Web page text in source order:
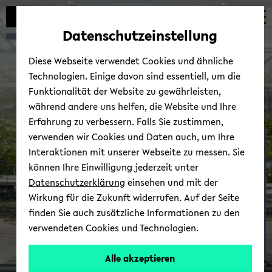
Automatische
vermeiden
zum
wechseln
zum
wechseln
zum
wechseln
Mar­ke­ting
Prof.
© Uni­ver­si­tät Bie­le­feld
Datenschutzeinstellung
Diese Webseite verwendet Cookies und ähnliche
Technologien. Einige davon sind essentiell, um die
Funktionalität der Website zu gewährleisten,
während andere uns helfen, die Website und Ihre
Erfahrung zu verbessern. Falls Sie zustimmen,
verwenden wir Cookies und Daten auch, um Ihre
Interaktionen mit unserer Webseite zu messen. Sie
können Ihre Einwilligung jederzeit unter
Datenschutzerklärung einsehen und mit der
Wirkung für die Zukunft widerrufen. Auf der Seite
finden Sie auch zusätzliche Informationen zu den
verwendeten Cookies und Technologien.
Alle akzeptieren